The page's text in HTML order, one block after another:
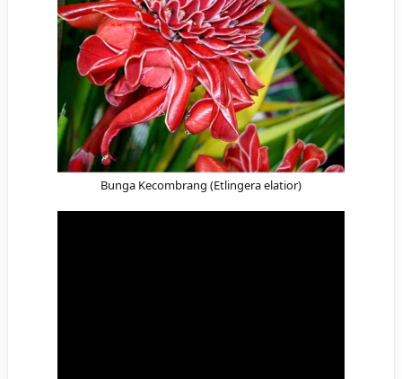
Bunga Kecombrang (Etlingera elatior)